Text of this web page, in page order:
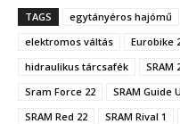
TAGS egytányéros hajómű
elektromos váltás
Eurobike
hidraulikus tárcsafék
SRAM
Sram Force 22
SRAM Guide
SRAM Red 22
SRAM Rival 1